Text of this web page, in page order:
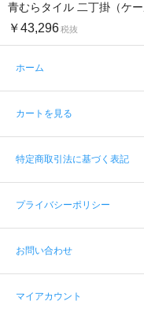
青むらタイル 二丁掛（ケー
ス）
￥43,296税抜
ホーム
カートを見る
特定商取引法に基づく表記
プライバシーポリシー
お問い合わせ
マイアカウント